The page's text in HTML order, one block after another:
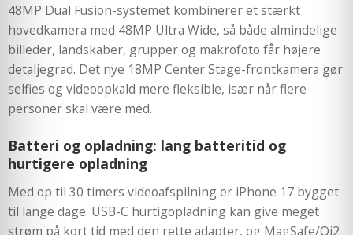
48MP Dual Fusion-systemet kombinerer et stærkt
hovedkamera med 48MP Ultra Wide, så både almindelige
billeder, landskaber, grupper og makrofoto får højere
detaljegrad. Det nye 18MP Center Stage-frontkamera gør
selfies og videoopkald mere fleksible, især når flere
personer skal være med.
Batteri og opladning: lang batteritid og
hurtigere opladning
Med op til 30 timers videoafspilning er iPhone 17 bygget
til lange dage. USB-C hurtigopladning kan give meget
strøm på kort tid med den rette adapter, og MagSafe/Qi2